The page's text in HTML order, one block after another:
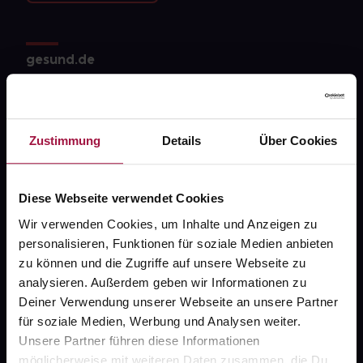
Zustimmung Details Über Cookies
Diese Webseite verwendet Cookies
Wir verwenden Cookies, um Inhalte und Anzeigen zu
personalisieren, Funktionen für soziale Medien anbieten
zu können und die Zugriffe auf unsere Webseite zu
analysieren. Außerdem geben wir Informationen zu
Deiner Verwendung unserer Webseite an unsere Partner
für soziale Medien, Werbung und Analysen weiter.
Unsere Partner führen diese Informationen
möglicherweise mit weiteren Daten zusammen, die Du
gesund.de
gesund-versorger.de
Sanitätshäuser
Datenschutz
AGB